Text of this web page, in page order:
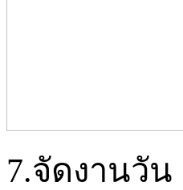
7.จัดงานวัน